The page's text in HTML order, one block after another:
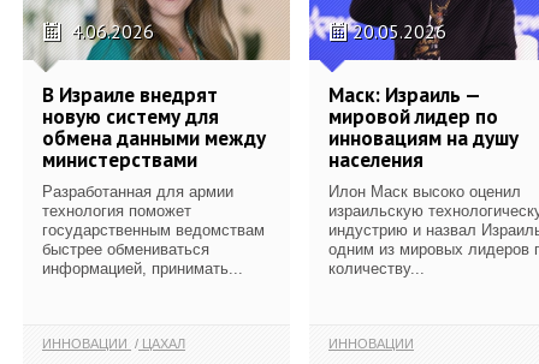
4.06.2026
В Израиле внедрят
новую систему для
обмена данными между
министерствами
Разработанная для армии
технология поможет
государственным ведомствам
быстрее обмениваться
информацией, принимать...
ИННОВАЦИИ ЦАХАЛ
20.05.2026
Маск: Израиль —
мировой лидер по
инновациям на душу
населения
Илон Маск высоко оценил
израильскую
индустрию и назвал
одним из мировых лидеров
количеству...
ИННОВАЦИИ